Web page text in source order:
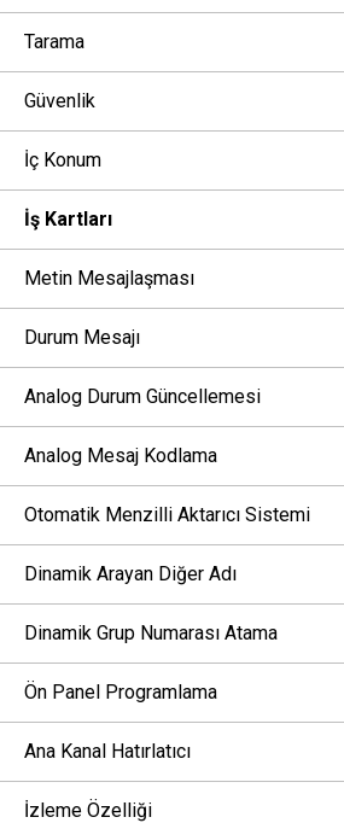
Tarama
Güvenlik
İç Konum
İş Kartları
Metin Mesajlaşması
Durum Mesajı
Analog Durum Güncellemesi
Analog Mesaj Kodlama
Otomatik Menzilli Aktarıcı Sistemi
Dinamik Arayan Diğer Adı
Dinamik Grup Numarası Atama
Ön Panel Programlama
Ana Kanal Hatırlatıcı
İzleme Özelliği